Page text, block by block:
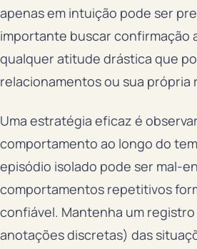
apenas em intuição pode ser
importante buscar confirmação
qualquer atitude drástica que
relacionamentos ou sua própria
Uma estratégia eficaz é
comportamento ao longo do
episódio isolado pode ser mal-
comportamentos repetitivos
confiável. Mantenha um
anotações discretas) das